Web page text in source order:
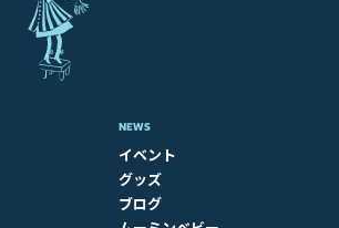
NEWS
イベント
グッズ
ブログ